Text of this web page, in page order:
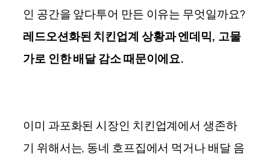
인 공간을 앞다투어 만든 이유는 무엇일까요?
레드오션화된 치킨업계 상황과 엔데믹, 고물
가로 인한 배달 감소 때문이에요.
이미 과포화된 시장인 치킨업계에서 생존하
기 위해서는, 동네 호프집에서 먹거나 배달 음